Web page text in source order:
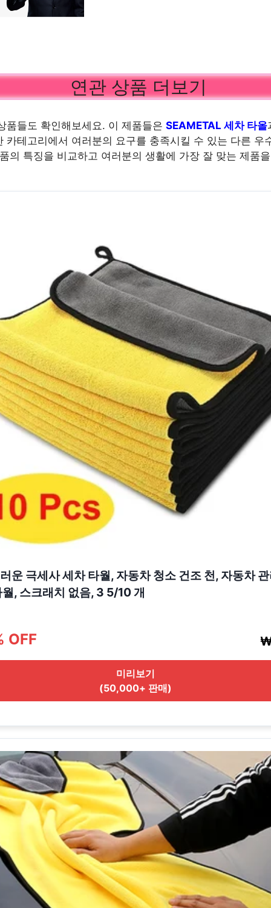
연관 상품 더보기
품들도 확인해보세요. 이 제품들은 SEAMETAL 세차 타올
카테고리에서 여러분의 요구를 충족시킬 수 있는 다른 우
의 특징을 비교하고 여러분의 생활에 가장 잘 맞는 제품
운 극세사 세차 타월, 자동차 청소 건조 천, 자동차
, 스크래치 없음, 3 5/10 개
OFF
미리보기
(50,000+ 판매)